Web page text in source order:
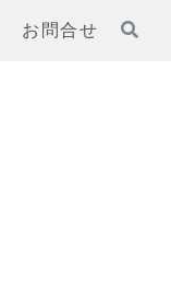
お問合せ